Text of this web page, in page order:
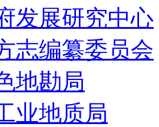
发展研究中心
志编纂委员会
地勘局
业地质局